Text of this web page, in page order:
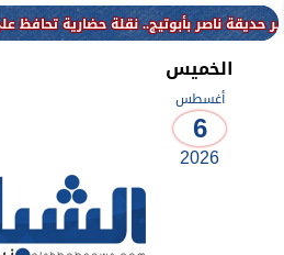
الخميس
أغسطس
6
2026